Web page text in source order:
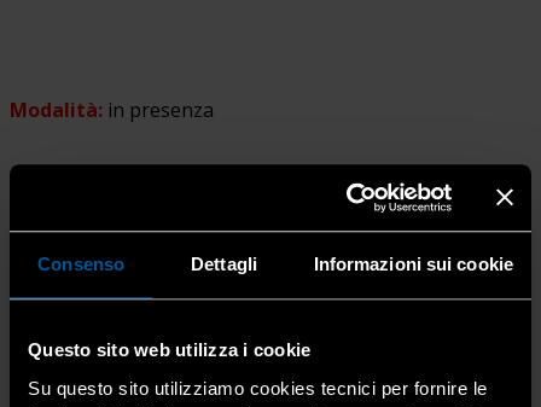
Consenso Dettagli Informazioni sui cookie
Questo sito web utilizza i cookie
Su questo sito utilizziamo cookies tecnici per fornire le
Modalità: in presenza
1^ EDIZIONE 2026
Martedì 31 marzo 2026 dalle 14:30 alle 18:30